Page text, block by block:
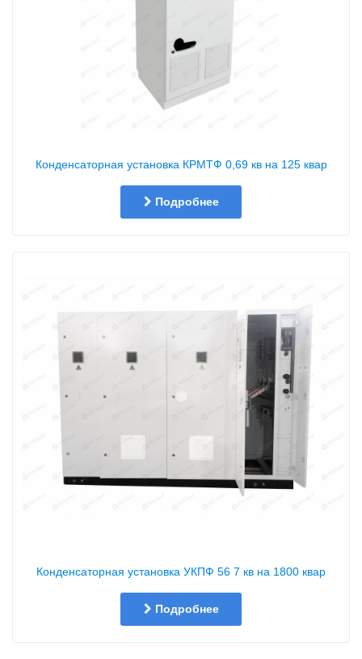
Конденсаторная установка КРМТФ 0,69 кв на 125 квар
Подробнее
Конденсаторная установка УКПФ 56 7 кв на 1800 квар
Подробнее